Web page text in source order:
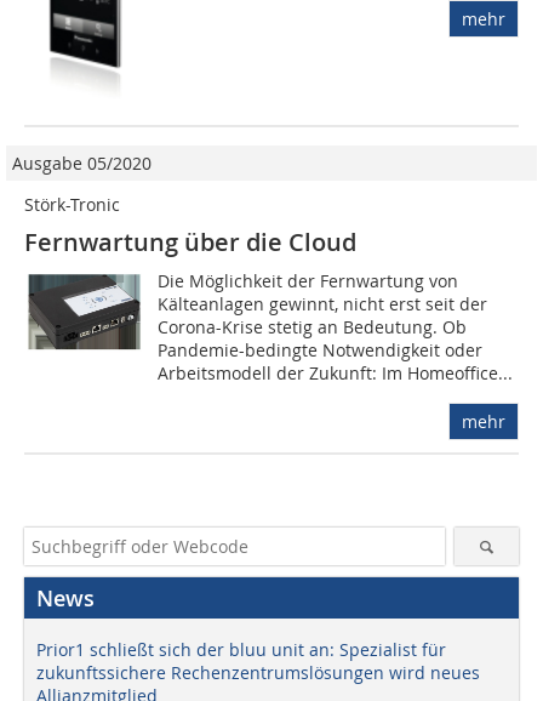
mehr
Ausgabe 05/2020
Störk-Tronic
Fernwartung über die Cloud
Die Möglichkeit der Fernwartung von
Kälteanlagen gewinnt, nicht erst seit der
Corona-Krise stetig an Bedeutung. Ob
Pandemie-bedingte Notwendigkeit oder
Arbeitsmodell der Zukunft: Im Homeoffice...
mehr
News
Prior1 schließt sich der bluu unit an: Spezialist für
zukunftssichere Rechenzentrumslösungen wird neues
Allianzmitglied